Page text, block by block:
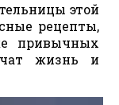
этой
рецепты,
привычных
жизнь и